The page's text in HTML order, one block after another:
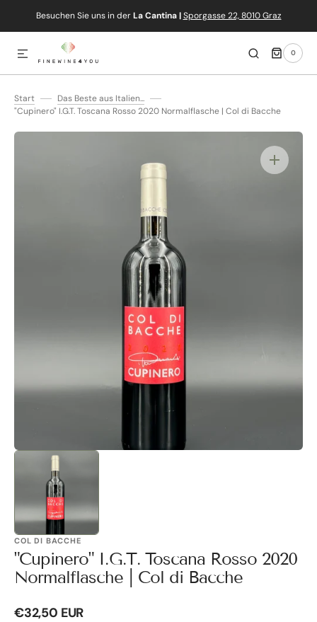
ZUM INHALT
Besuchen Sie uns in derLa Cantina | Sporgasse 22, 8010 Graz
0
0
ARTIKEL
Start
Das Beste aus Italien...
"Cupinero" I.G.T. Toscana Rosso 2020 Normalflasche | Col di Bacche
COL DI BACCHE
"Cupinero" I.G.T. Toscana Rosso 2020
Normalflasche | Col di Bacche
Normaler
€32,50 EUR
Medien
1
Galerieansicht
öffnen